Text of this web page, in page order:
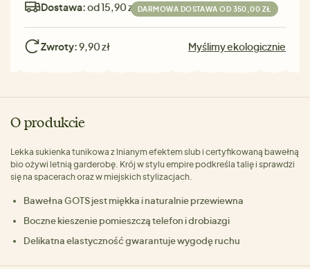
Dostawa:od 15,90 zł DARMOWA DOSTAWA OD 350,00 ZŁ
Zwroty:9,90 zł Myślimy ekologicznie
O produkcie
Lekka sukienka tunikowa z lnianym efektem slub i certyfikowaną bawełną
bio ożywi letnią garderobę. Krój w stylu empire podkreśla talię i sprawdzi
się na spacerach oraz w miejskich stylizacjach.
Bawełna GOTS jest miękka i naturalnie przewiewna
Boczne kieszenie pomieszczą telefon i drobiazgi
Delikatna elastyczność gwarantuje wygodę ruchu